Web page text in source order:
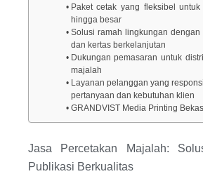
Paket cetak yang fleksibel
hingga besar
Solusi ramah lingkungan
dan kertas berkelanjutan
Dukungan pemasaran untuk
majalah
Layanan pelanggan yang
pertanyaan dan kebutuhan klien
GRANDVIST Media Printing
Jasa Percetakan Majalah:
Publikasi Berkualitas